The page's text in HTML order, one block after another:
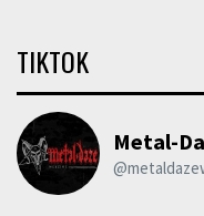
TIKTOK
Metal-